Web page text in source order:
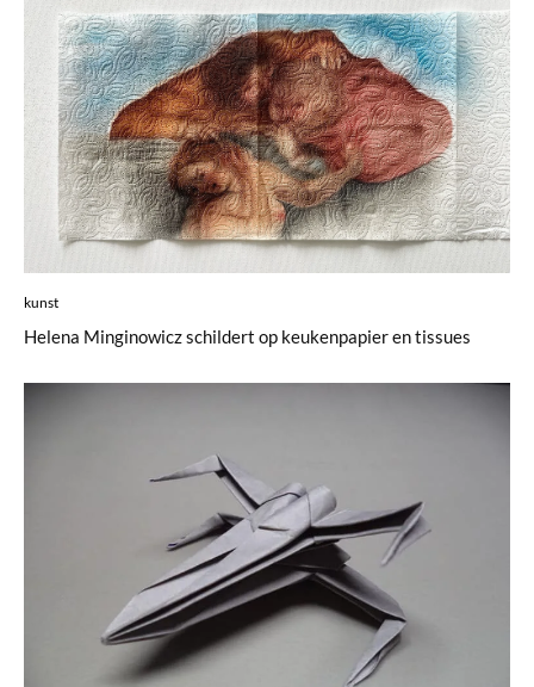
kunst
Helena Minginowicz schildert op keukenpapier en tissues